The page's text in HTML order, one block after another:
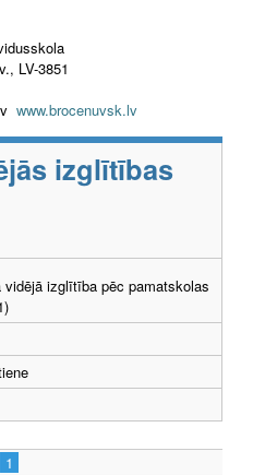
LV-3851
www.brocenuvsk.lv
izglītības
vidējā izglītība pēc pamatskolas
1